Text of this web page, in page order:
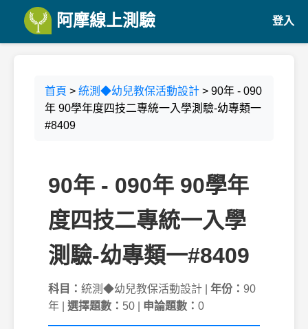
阿摩線上測驗 登入
首頁 > 統測◆幼兒教保活動設計 > 90年 - 090
年 90學年度四技二專統一入學測驗-幼專類一
#8409
90年 - 090年 90學年
度四技二專統一入學
測驗-幼專類一#8409
科目： 統測◆幼兒教保活動設計 | 年份： 90
年 | 選擇題數： 50 | 申論題數： 0